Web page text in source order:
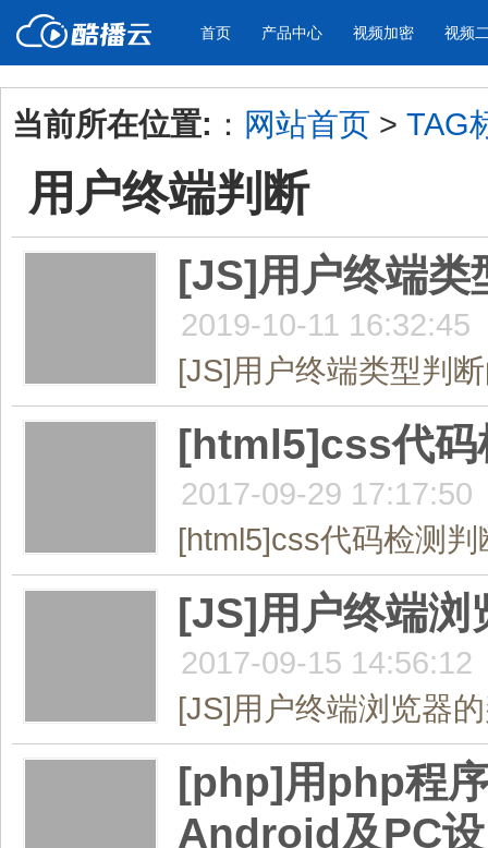
首页 产品中心
产品与新功能
视频加密防下载防录屏
防下载/防盗录/防录屏/防篡改
帮助企业视频
视频加密 视频
应用场景
企业宣传
工作汇报
年会节目
当前所在位置: ： 网站首页 > TAG
用户终端判断
[JS]用户终端类
2019-10-11 16:32:45
[JS]用户终端类型判
[html5]css代码
2017-09-29 17:17:50
[html5]css代码检测
[JS]用户终端浏
2017-09-15 14:56:12
[JS]用户终端浏览器
[php]用php程
Android及PC设